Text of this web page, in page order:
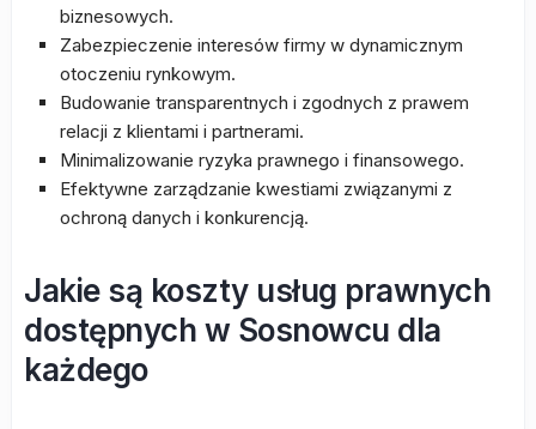
biznesowych.
Zabezpieczenie interesów firmy w dynamicznym
otoczeniu rynkowym.
Budowanie transparentnych i zgodnych z prawem
relacji z klientami i partnerami.
Minimalizowanie ryzyka prawnego i finansowego.
Efektywne zarządzanie kwestiami związanymi z
ochroną danych i konkurencją.
Jakie są koszty usług prawnych
dostępnych w Sosnowcu dla
każdego